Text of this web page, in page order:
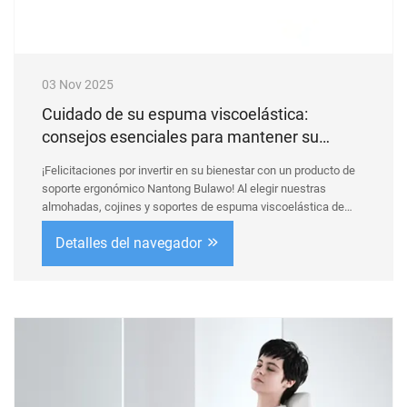
03 Nov 2025
Cuidado de su espuma viscoelástica:
consejos esenciales para mantener su
¡Felicitaciones por invertir en su bienestar con un producto de
soporte ergonómico Nantong Bulawo! Al elegir nuestras
almohadas, cojines y soportes de espuma viscoelástica de
alta densidad, ha priorizado una comodidad superior, la salud
de su columna vertebral y un valor a largo plazo.
Detalles del navegador